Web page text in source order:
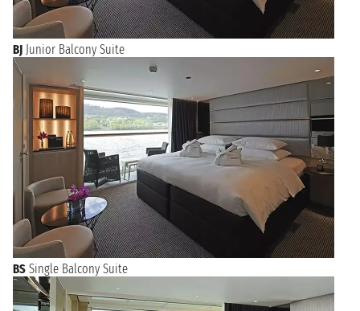
BJ Junior Balcony Suite
BS Single Balcony Suite